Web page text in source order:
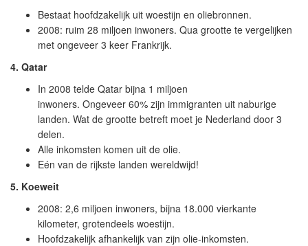
Bestaat hoofdzakelijk uit woestijn en oliebronnen.
2008: ruim 28 miljoen inwoners. Qua grootte te vergelijken
met ongeveer 3 keer Frankrijk.
4. Qatar
In 2008 telde Qatar bijna 1 miljoen
inwoners. Ongeveer 60% zijn immigranten uit naburige
landen. Wat de grootte betreft moet je Nederland door 3
delen.
Alle inkomsten komen uit de olie.
Eén van de rijkste landen wereldwijd!
5. Koeweit
2008: 2,6 miljoen inwoners, bijna 18.000 vierkante
kilometer, grotendeels woestijn.
Hoofdzakelijk afhankelijk van zijn olie-inkomsten.